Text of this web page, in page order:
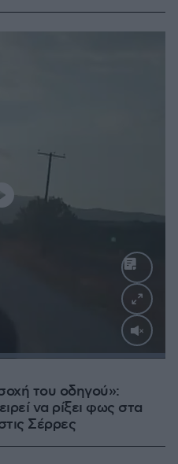
Loaded:
του οδηγού»:
να ρίξει φως στα
Σέρρες